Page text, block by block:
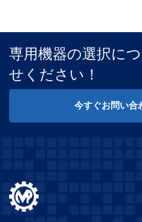
専用機器の選択に
せください！
今すぐお問い合